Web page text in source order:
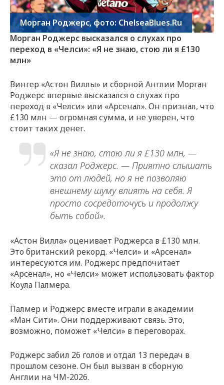
Морган Роджерс, фото: ChelseaBlues.Ru
Морган Роджерс высказался о слухах про
переход в «Челси»: «Я не знаю, стою ли я £130
млн»
Вингер «Астон Виллы» и сборной Англии Морган
Роджерс впервые высказался о слухах про
переход в «Челси» или «Арсенал». Он признал, что
£130 млн — огромная сумма, и не уверен, что
стоит таких денег.
«Я не знаю, стою ли я £130 млн, —
сказал Роджерс. — Приятно слышать
это от людей, но я не позволяю
внешнему шуму влиять на себя. Я
просто сосредоточусь и продолжу
быть собой».
«Астон Вилла» оценивает Роджерса в £130 млн.
Это британский рекорд. «Челси» и «Арсенал»
интересуются им. Роджерс предпочитает
«Арсенал», но «Челси» может использовать фактор
Коула Палмера.
Палмер и Роджерс вместе играли в академии
«Ман Сити». Они поддерживают связь. Это,
возможно, поможет «Челси» в переговорах.
Роджерс забил 26 голов и отдал 13 передач в
прошлом сезоне. Он был вызван в сборную
Англии на ЧМ-2026.